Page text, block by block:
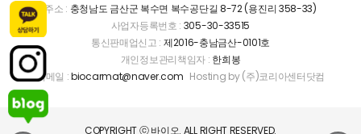
주소 : 충청남도 금산군 복수면 복수공단길 8-72 (용진리 358-33)
사업자등록번호 : 305-30-33515
통신판매업신고 : 제2016-충남금산-0101호
개인정보관리책임자 : 한희봉
이메일 :biocarmat@naver.com Hosting by (주)코리아센터닷컴
COPYRIGHT ⓒ 바이오. ALL RIGHT RESERVED.